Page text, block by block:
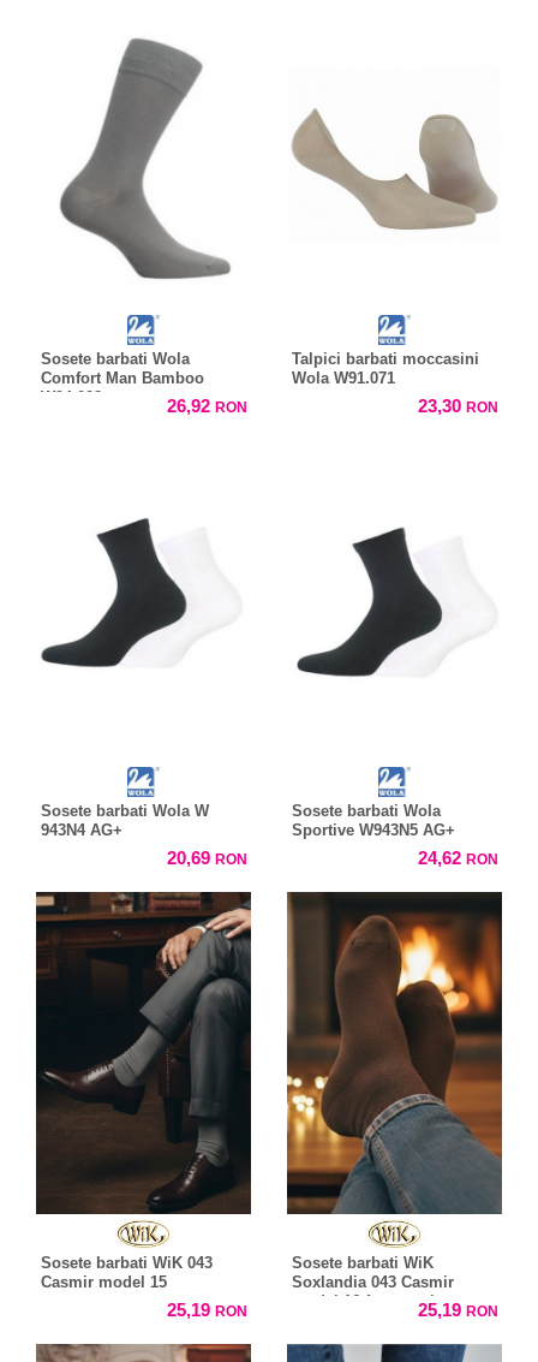
Sosete barbati Wola
Comfort Man Bamboo
W94.028
26,92 RON
Talpici barbati moccasini
Wola W91.071
23,30 RON
Sosete barbati Wola W
943N4 AG+
20,69 RON
Sosete barbati Wola
Sportive W943N5 AG+
24,62 RON
Sosete barbati WiK 043
Casmir model 15
25,19 RON
Sosete barbati WiK
Soxlandia 043 Casmir
model 16 fara presiune
25,19 RON